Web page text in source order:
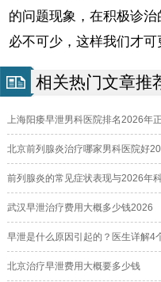
的问题现象，在积极诊
必不可少，这样我们才可
相关热门文章推
上海阳痿早泄男科医院排名2026年
北京前列腺炎治疗哪家男科医院好
前列腺炎的常见症状表现与2026年
武汉早泄治疗费用大概多少钱2026
早泄是什么原因引起的？医生详解4
北京治疗早泄费用大概要多少钱